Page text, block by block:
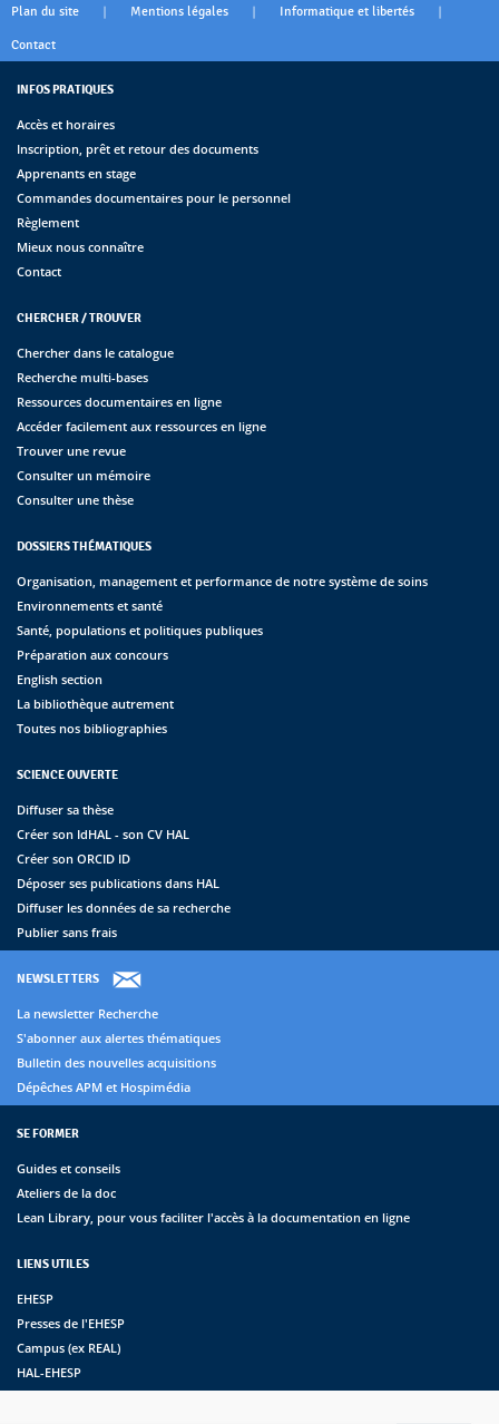
Plan du site | Mentions légales | Informatique et libertés |
Contact
INFOS PRATIQUES
Accès et horaires
Inscription, prêt et retour des documents
Apprenants en stage
Commandes documentaires pour le personnel
Règlement
Mieux nous connaître
Contact
CHERCHER / TROUVER
Chercher dans le catalogue
Recherche multi-bases
Ressources documentaires en ligne
Accéder facilement aux ressources en ligne
Trouver une revue
Consulter un mémoire
Consulter une thèse
DOSSIERS THÉMATIQUES
Organisation, management et performance de notre système de soins
Environnements et santé
Santé, populations et politiques publiques
Préparation aux concours
English section
La bibliothèque autrement
Toutes nos bibliographies
SCIENCE OUVERTE
Diffuser sa thèse
Créer son IdHAL - son CV HAL
Créer son ORCID ID
Déposer ses publications dans HAL
Diffuser les données de sa recherche
Publier sans frais
NEWSLETTERS
La newsletter Recherche
S'abonner aux alertes thématiques
Bulletin des nouvelles acquisitions
Dépêches APM et Hospimédia
SE FORMER
Guides et conseils
Ateliers de la doc
Lean Library, pour vous faciliter l'accès à la documentation en ligne
LIENS UTILES
EHESP
Presses de l'EHESP
Campus (ex REAL)
HAL-EHESP